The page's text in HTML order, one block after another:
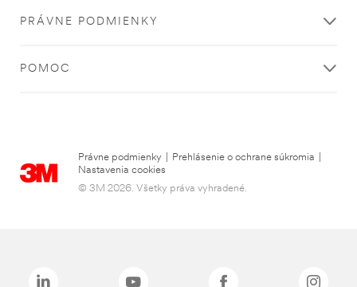
PRÁVNE PODMIENKY
POMOC
Právne podmienky Prehlásenie o ochrane súkromia
Nastavenia cookies
© 3M 2026. Všetky práva vyhradené.